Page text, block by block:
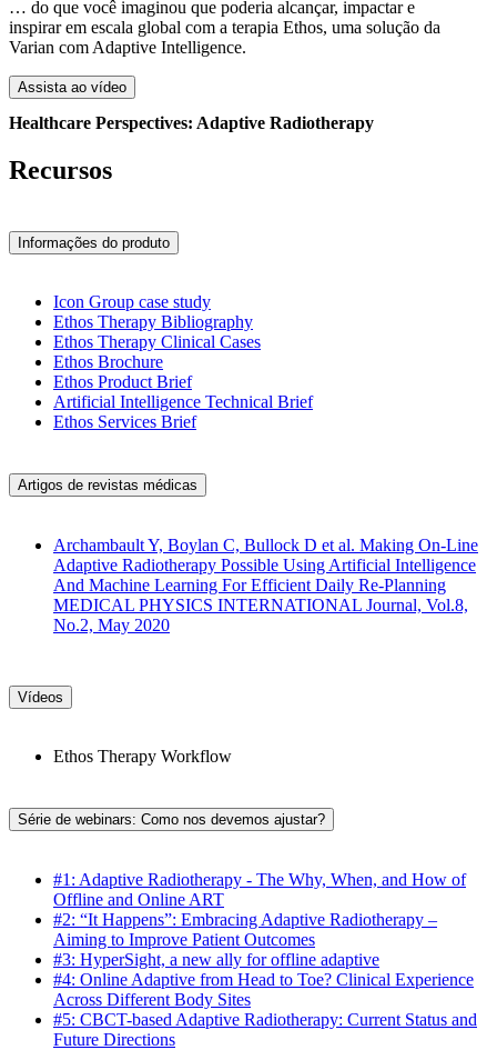
… do que você imaginou que poderia alcançar, impactar e
inspirar em escala global com a terapia Ethos, uma solução da
Varian com Adaptive Intelligence.
Assista ao vídeo
Healthcare Perspectives: Adaptive Radiotherapy
Recursos
Informações do produto
Icon Group case study
Ethos Therapy Bibliography
Ethos Therapy Clinical Cases
Ethos Brochure
Ethos Product Brief
Artificial Intelligence Technical Brief
Ethos Services Brief
Artigos de revistas médicas
Archambault Y, Boylan C, Bullock D et al. Making On-Line
Adaptive Radiotherapy Possible Using Artificial Intelligence
And Machine Learning For Efficient Daily Re-Planning
MEDICAL PHYSICS INTERNATIONAL Journal, Vol.8,
No.2, May 2020
Vídeos
Ethos Therapy Workflow
Série de webinars: Como nos devemos ajustar?
#1: Adaptive Radiotherapy - The Why, When, and How of
Offline and Online ART
#2: “It Happens”: Embracing Adaptive Radiotherapy –
Aiming to Improve Patient Outcomes
#3: HyperSight, a new ally for offline adaptive
#4: Online Adaptive from Head to Toe? Clinical Experience
Across Different Body Sites
#5: CBCT-based Adaptive Radiotherapy: Current Status and
Future Directions